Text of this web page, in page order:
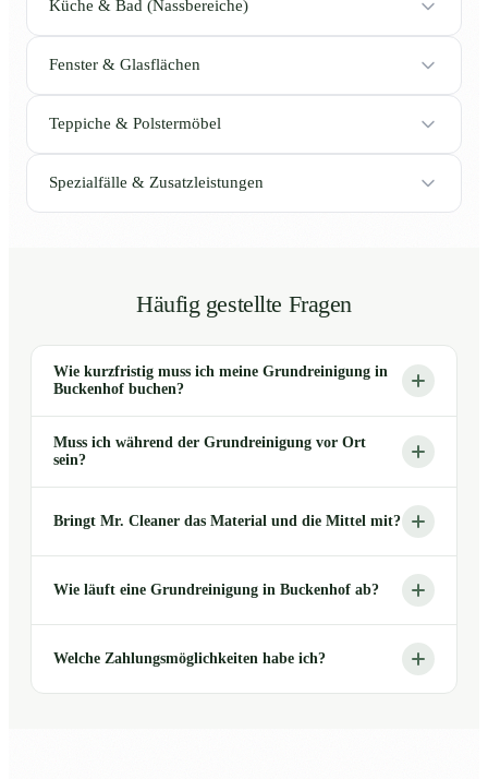
Küche & Bad (Nassbereiche)
Fenster & Glasflächen
Teppiche & Polstermöbel
Spezialfälle & Zusatzleistungen
Häufig gestellte Fragen
Wie kurzfristig muss ich meine Grundreinigung in
Buckenhof buchen?
Muss ich während der Grundreinigung vor Ort
sein?
Bringt Mr. Cleaner das Material und die Mittel mit?
Wie läuft eine Grundreinigung in Buckenhof ab?
Welche Zahlungsmöglichkeiten habe ich?